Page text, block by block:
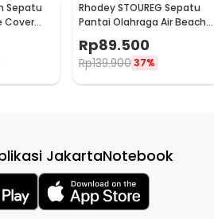
Sepatu
Cover
Rhodey STOUREG Sepatu
Pantai Olahraga Air Beach
Shoes 42 - 6688
Rp89.500
Rp139.90037%
JakartaNotebook